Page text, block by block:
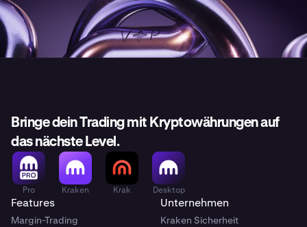
Bringe dein Trading mit Kryptowährungen auf
das nächste Level.
Pro Kraken Krak Desktop
Features
Margin-Trading
Unternehmen
Kraken Sicherheit